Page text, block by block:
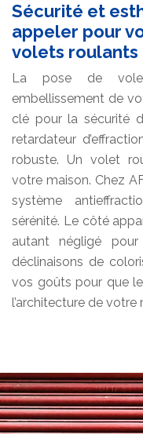
Sécurité et
appeler pour
volets roulants
La pose de
embellissement de
clé pour la sécurité
retardateur
robuste. Un volet
votre maison. Chez
système
sérénité. Le côté
autant négligé
déclinaisons de
vos goûts pour que
l’architecture de votre